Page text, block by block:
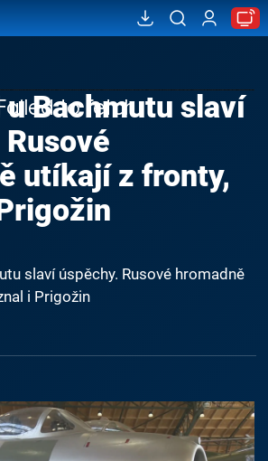
to fetch
Bachmutu slaví
utíkají z fronty,
slaví úspěchy. Rusové hromadně
i Prigožin